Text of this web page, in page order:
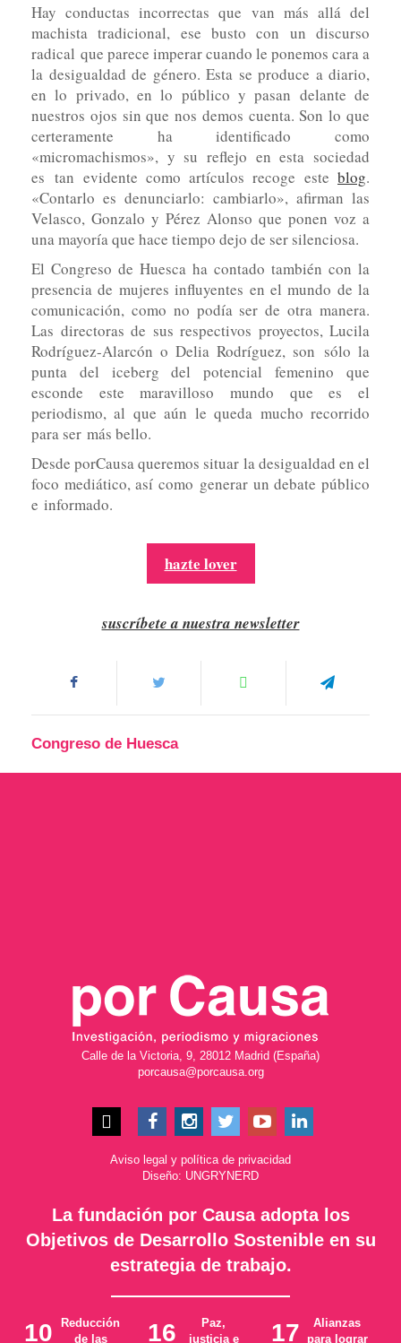
Hay conductas incorrectas que van más allá del
machista tradicional, ese busto con un discurso
radical que parece imperar cuando le ponemos cara a
la desigualdad de género. Esta se produce a diario,
en lo privado, en lo público y pasan delante de
nuestros ojos sin que nos demos cuenta. Son lo que
certeramente ha identificado como
«micromachismos», y su reflejo en esta sociedad
es tan evidente como artículos recoge este blog.
«Contarlo es denunciarlo: cambiarlo», afirman las
Velasco, Gonzalo y Pérez Alonso que ponen voz a
una mayoría que hace tiempo dejo de ser silenciosa.
El Congreso de Huesca ha contado también con la
presencia de mujeres influyentes en el mundo de la
comunicación, como no podía ser de otra manera.
Las directoras de sus respectivos proyectos, Lucila
Rodríguez-Alarcón o Delia Rodríguez, son sólo la
punta del iceberg del potencial femenino que
esconde este maravilloso mundo que es el
periodismo, al que aún le queda mucho recorrido
para ser más bello.
Desde porCausa queremos situar la desigualdad en el
foco mediático, así como generar un debate público
e informado.
hazte lover
suscríbete a nuestra newsletter
Congreso de Huesca
Calle de la Victoria, 9, 28012 Madrid (España)
porcausa@porcausa.org
Aviso legal y política de privacidad
Diseño: UNGRYNERD
La fundación por Causa adopta los
Objetivos de Desarrollo Sostenible en su
estrategia de trabajo.
10
Reducción
de las
16
Paz,
justicia e
17
Alianzas
para lograr